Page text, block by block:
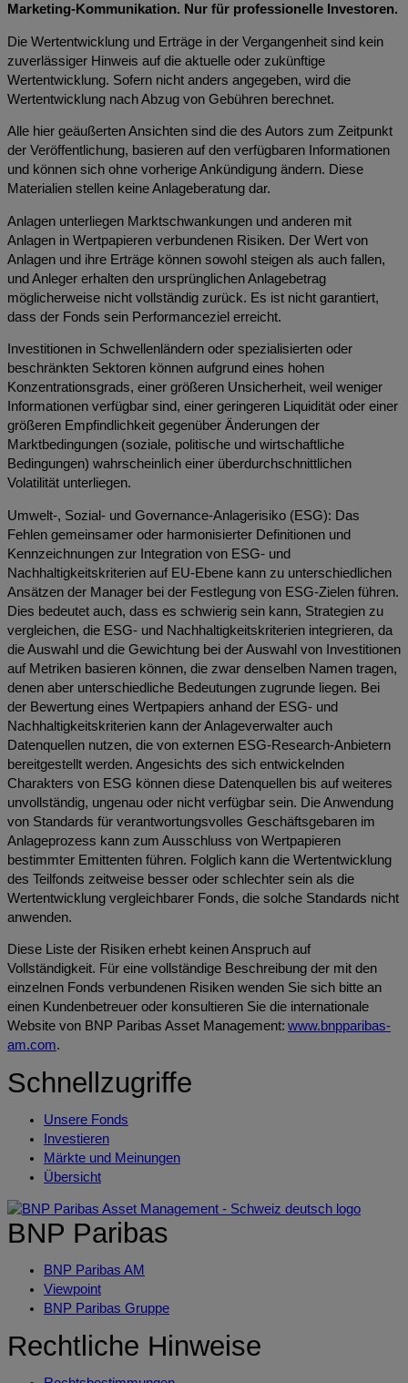
Marketing-Kommunikation. Nur für professionelle Investoren.
Die Wertentwicklung und Erträge in der Vergangenheit sind kein
zuverlässiger Hinweis auf die aktuelle oder zukünftige
Wertentwicklung. Sofern nicht anders angegeben, wird die
Wertentwicklung nach Abzug von Gebühren berechnet.
Alle hier geäußerten Ansichten sind die des Autors zum Zeitpunkt
der Veröffentlichung, basieren auf den verfügbaren Informationen
und können sich ohne vorherige Ankündigung ändern. Diese
Materialien stellen keine Anlageberatung dar.
Anlagen unterliegen Marktschwankungen und anderen mit
Anlagen in Wertpapieren verbundenen Risiken. Der Wert von
Anlagen und ihre Erträge können sowohl steigen als auch fallen,
und Anleger erhalten den ursprünglichen Anlagebetrag
möglicherweise nicht vollständig zurück. Es ist nicht garantiert,
dass der Fonds sein Performanceziel erreicht.
Investitionen in Schwellenländern oder spezialisierten oder
beschränkten Sektoren können aufgrund eines hohen
Konzentrationsgrads, einer größeren Unsicherheit, weil weniger
Informationen verfügbar sind, einer geringeren Liquidität oder einer
größeren Empfindlichkeit gegenüber Änderungen der
Marktbedingungen (soziale, politische und wirtschaftliche
Bedingungen) wahrscheinlich einer überdurchschnittlichen
Volatilität unterliegen.
Umwelt-, Sozial- und Governance-Anlagerisiko (ESG): Das
Fehlen gemeinsamer oder harmonisierter Definitionen und
Kennzeichnungen zur Integration von ESG- und
Nachhaltigkeitskriterien auf EU-Ebene kann zu unterschiedlichen
Ansätzen der Manager bei der Festlegung von ESG-Zielen führen.
Dies bedeutet auch, dass es schwierig sein kann, Strategien zu
vergleichen, die ESG- und Nachhaltigkeitskriterien integrieren, da
die Auswahl und die Gewichtung bei der Auswahl von Investitionen
auf Metriken basieren können, die zwar denselben Namen tragen,
denen aber unterschiedliche Bedeutungen zugrunde liegen. Bei
der Bewertung eines Wertpapiers anhand der ESG- und
Nachhaltigkeitskriterien kann der Anlageverwalter auch
Datenquellen nutzen, die von externen ESG-Research-Anbietern
bereitgestellt werden. Angesichts des sich entwickelnden
Charakters von ESG können diese Datenquellen bis auf weiteres
unvollständig, ungenau oder nicht verfügbar sein. Die Anwendung
von Standards für verantwortungsvolles Geschäftsgebaren im
Anlageprozess kann zum Ausschluss von Wertpapieren
bestimmter Emittenten führen. Folglich kann die Wertentwicklung
des Teilfonds zeitweise besser oder schlechter sein als die
Wertentwicklung vergleichbarer Fonds, die solche Standards nicht
anwenden.
Diese Liste der Risiken erhebt keinen Anspruch auf
Vollständigkeit. Für eine vollständige Beschreibung der mit den
einzelnen Fonds verbundenen Risiken wenden Sie sich bitte an
einen Kundenbetreuer oder konsultieren Sie die internationale
Website von BNP Paribas Asset Management: www.bnpparibas-
am.com.
Schnellzugriffe
Unsere Fonds
Investieren
Märkte und Meinungen
Übersicht
BNP Paribas
BNP Paribas AM
Viewpoint
BNP Paribas Gruppe
Rechtliche Hinweise